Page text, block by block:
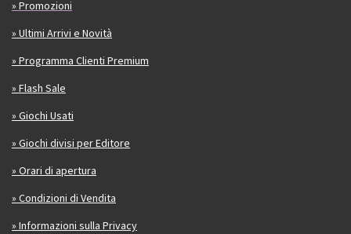
» Promozioni
» Ultimi Arrivi e Novità
» Programma Clienti Premium
» Flash Sale
» Giochi Usati
» Giochi divisi per Editore
» Orari di apertura
» Condizioni di Vendita
» Informazioni sulla Privacy